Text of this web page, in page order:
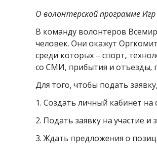
О волонтерской программе Игр
В команду волонтеров
человек. Они окажут
среди которых – спорт,
со СМИ, прибытия и отъезды,
Для того, чтобы подать
1. Создать личный кабинет
2. Подать заявку на участие
3. Ждать предложения о